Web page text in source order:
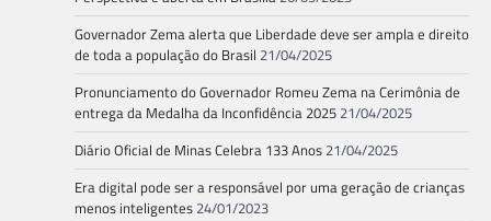
Governador Zema alerta que Liberdade deve ser ampla e direito
de toda a população do Brasil 21/04/2025
Pronunciamento do Governador Romeu Zema na Cerimônia de
entrega da Medalha da Inconfidência 2025 21/04/2025
Diário Oficial de Minas Celebra 133 Anos 21/04/2025
Era digital pode ser a responsável por uma geração de crianças
menos inteligentes 24/01/2023